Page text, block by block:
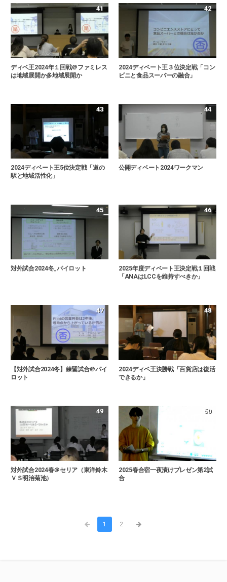
41
ディベ王2024年１回戦＠ファミレス
は地域展開か多地域展開か
42
2024ディベート王３位決定戦「コン
ビニと食品スーパーの融合」
43
2024ディベート王5位決定戦「道の
駅と地域活性化」
44
公開ディベート2024ワークマン
45
対外試合2024冬_パイロット
46
2025年度ディベート王決定戦１回戦
「ANAはLCCを維持すべきか」
47
【対外試合2024冬】練習試合＠パイ
ロット
48
2024ディベ王決勝戦「百貨店は復活
できるか」
49
対外試合2024春＠セリア（東洋鈴木
ＶＳ明治菊池）
50
2025春合宿一夜漬けプレゼン第2試
合
1 2